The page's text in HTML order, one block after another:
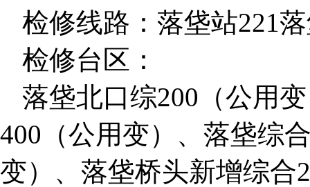
检修线路：落垡站221
检修台区：
落垡北口综200（公用
400（公用变）、落垡综
变）、落垡桥头新增综合